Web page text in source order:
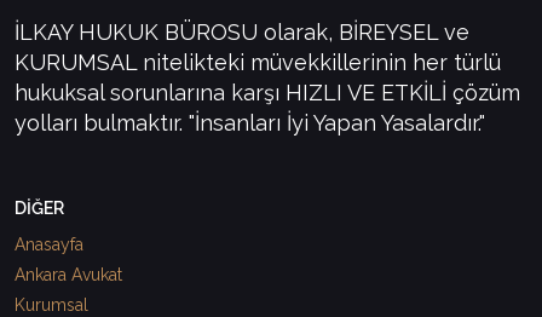
İLKAY HUKUK BÜROSU olarak, BİREYSEL ve
KURUMSAL nitelikteki müvekkillerinin her türlü
hukuksal sorunlarına karşı HIZLI VE ETKİLİ çözüm
yolları bulmaktır. "İnsanları İyi Yapan Yasalardır."
DİĞER
Anasayfa
Ankara Avukat
Kurumsal